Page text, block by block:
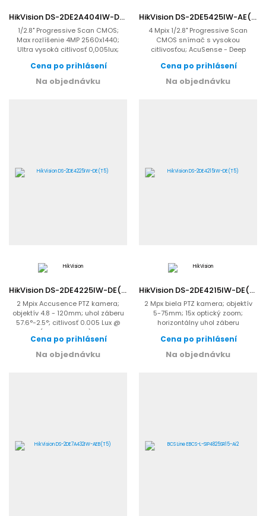
HikVision DS-2DE2A404IW-DE3(C0)(S6)(C)
1/2.8" Progressive Scan CMOS;
Max rozlíšenie 4MP 2560x1440;
Ultra vysoká citlivosť 0,005lux;
WDR; 4x optický zoom,...
Cena po prihlásení
Na objednávku
HikVision DS-2DE5425IW-AE(T5)
4 Mpix 1/2.8" Progressive Scan
CMOS snímač s vysokou
citlivosťou; AcuSense - Deep
Learning odfiltrovanie falošných...
Cena po prihlásení
Na objednávku
HikVision DS-2DE4225IW-DE(T5)
2 Mpix Accusence PTZ kamera;
objektív 4.8 - 120mm; uhol záberu
57.6°-2.5°; citlivosť 0.005 Lux @
(F1,6, AGC Zap.),...
Cena po prihlásení
Na objednávku
HikVision DS-2DE4215IW-DE(T5)
2 Mpx biela PTZ kamera; objektív
5-75mm; 15x optický zoom;
horizontálny uhol záberu
57.6°-4°; citlivosť 0.005 Lux @ ...
Cena po prihlásení
Na objednávku